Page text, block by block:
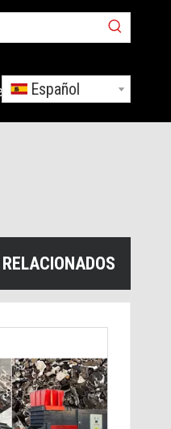
SolicitudEspañol